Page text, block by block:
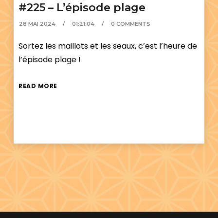
#225 – L’épisode plage
28 MAI 2024 01:21:04 0 COMMENTS
Sortez les maillots et les seaux, c’est l’heure de
l’épisode plage !
READ MORE